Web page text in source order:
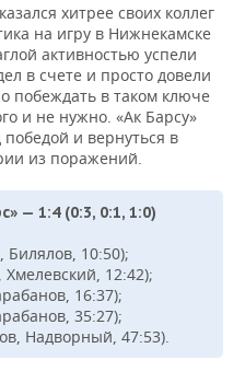
хитрее своих коллег
на игру в Нижнекамске
активностью успели
в счете и просто довели
побеждать в таком ключе
и не нужно. «Ак Барсу»
и вернуться в
из поражений.
— 1:4 (0:3, 0:1, 1:0)
10:50);
12:42);
16:37);
35:27);
Надворный, 47:53).